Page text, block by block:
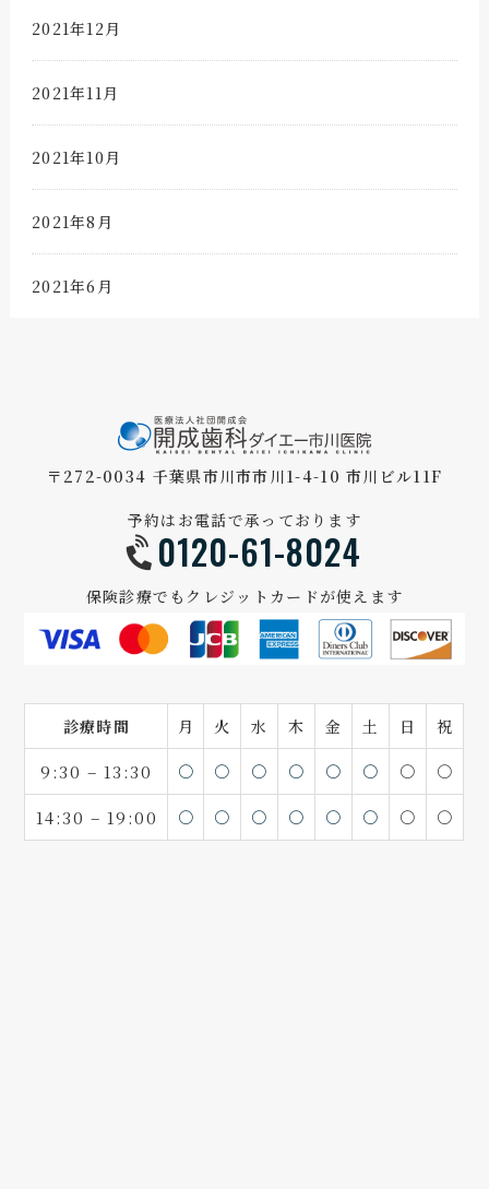
2021年12月
2021年11月
2021年10月
2021年8月
2021年6月
〒272-0034 千葉県市川市市川1-4-10 市川ビル11F
予約はお電話で承っております
0120-61-8024
保険診療でもクレジットカードが使えます
診療時間 月 火 水 木 金 土 日 祝
9:30 – 13:30 〇 〇 〇 〇 〇 〇 〇 〇
14:30 – 19:00 〇 〇 〇 〇 〇 〇 〇 〇